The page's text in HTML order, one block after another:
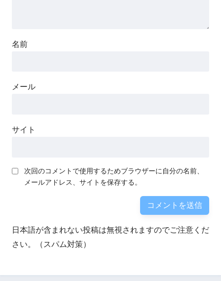
名前
メール
サイト
次回のコメントで使用するためブラウザーに自分の名前、
メールアドレス、サイトを保存する。
日本語が含まれない投稿は無視されますのでご注意くだ
さい。（スパム対策）